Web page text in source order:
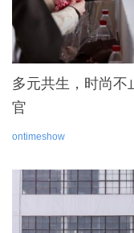
ontimeshow
多元共生，时尚不
官